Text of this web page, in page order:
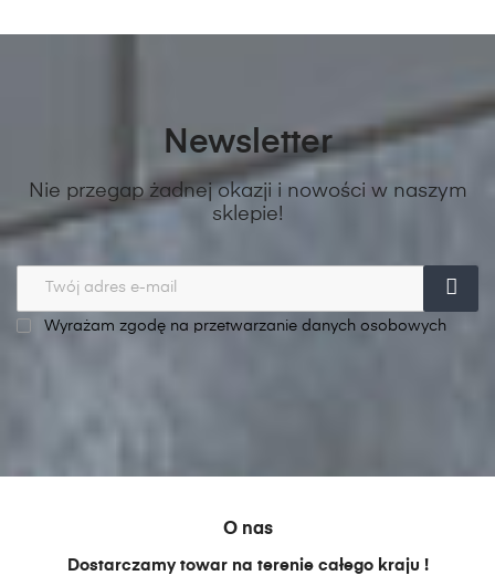
Newsletter
Nie przegap żadnej okazji i nowości w naszym
sklepie!
Wyrażam zgodę na przetwarzanie danych osobowych
O nas
Dostarczamy towar na terenie całego kraju !